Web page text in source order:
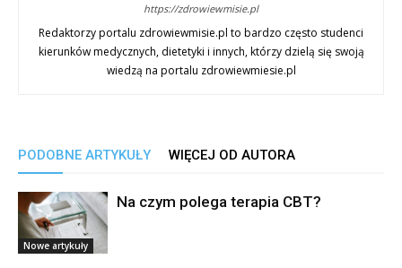
https://zdrowiewmisie.pl
Redaktorzy portalu zdrowiewmisie.pl to bardzo często studenci
kierunków medycznych, dietetyki i innych, którzy dzielą się swoją
wiedzą na portalu zdrowiewmiesie.pl
PODOBNE ARTYKUŁY WIĘCEJ OD AUTORA
Nowe artykuły
Na czym polega terapia CBT?